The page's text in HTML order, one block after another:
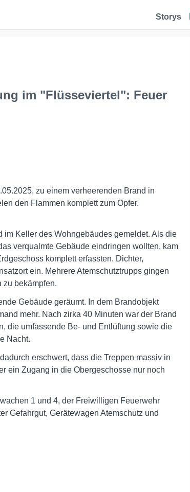
Storys
im "Flüsseviertel": Feuer
zu einem verheerenden Brand in
den Flammen komplett zum Opfer.
im Keller des Wohngebäudes gemeldet. Als die
verqualmte Gebäude eindringen wollten, kam
komplett erfassten. Dichter,
ein. Mehrere Atemschutztrupps gingen
zu bekämpfen.
Gebäude geräumt. In dem Brandobjekt
mehr. Nach zirka 40 Minuten war der Brand
die umfassende Be- und Entlüftung sowie die
Nacht.
erschwert, dass die Treppen massiv in
ein Zugang in die Obergeschosse nur noch
1 und 4, der Freiwilligen Feuerwehr
Gefahrgut, Gerätewagen Atemschutz und